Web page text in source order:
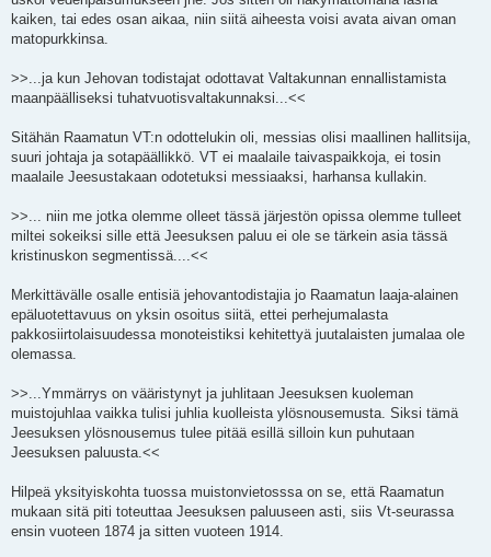
kaiken, tai edes osan aikaa, niin siitä aiheesta voisi avata aivan oman
matopurkkinsa.
>>...ja kun Jehovan todistajat odottavat Valtakunnan ennallistamista
maanpäälliseksi tuhatvuotisvaltakunnaksi...<<
Sitähän Raamatun VT:n odottelukin oli, messias olisi maallinen hallitsija,
suuri johtaja ja sotapäällikkö. VT ei maalaile taivaspaikkoja, ei tosin
maalaile Jeesustakaan odotetuksi messiaaksi, harhansa kullakin.
>>... niin me jotka olemme olleet tässä järjestön opissa olemme tulleet
miltei sokeiksi sille että Jeesuksen paluu ei ole se tärkein asia tässä
kristinuskon segmentissä....<<
Merkittävälle osalle entisiä jehovantodistajia jo Raamatun laaja-alainen
epäluotettavuus on yksin osoitus siitä, ettei perhejumalasta
pakkosiirtolaisuudessa monoteistiksi kehitettyä juutalaisten jumalaa ole
olemassa.
>>...Ymmärrys on vääristynyt ja juhlitaan Jeesuksen kuoleman
muistojuhlaa vaikka tulisi juhlia kuolleista ylösnousemusta. Siksi tämä
Jeesuksen ylösnousemus tulee pitää esillä silloin kun puhutaan
Jeesuksen paluusta.<<
Hilpeä yksityiskohta tuossa muistonvietosssa on se, että Raamatun
mukaan sitä piti toteuttaa Jeesuksen paluuseen asti, siis Vt-seurassa
ensin vuoteen 1874 ja sitten vuoteen 1914.